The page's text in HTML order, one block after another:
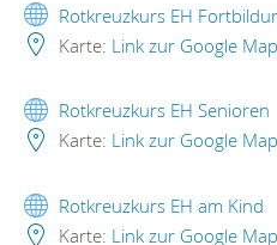
Rotkreuzkurs EH
Karte: Link zur Google
Rotkreuzkurs EH Senioren
Karte: Link zur Google
Rotkreuzkurs EH am Kind
Karte: Link zur Google